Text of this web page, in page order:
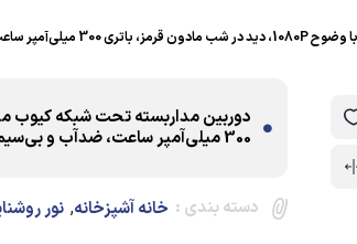
300 میلی‌آمپر ساعت، ضدآب و بی‌سیم با پایه چرخشی و اتصال دانگل USB
دسته بندی : خانه آشپزخانه, نور